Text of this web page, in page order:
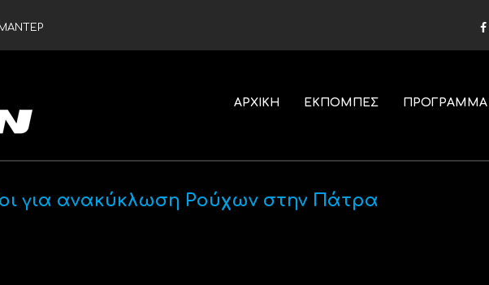
ΑΡΧΙΚΗ ΕΚΠΟΜΠΕΣ ΠΡΟΓΡΑΜΜΑ
για ανακύκλωση Ρούχων στην Πάτρα